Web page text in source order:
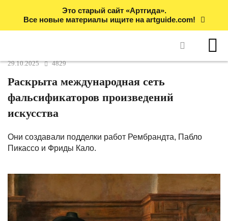
Это старый сайт «Артгида».
Все новые материалы ищите на artguide.com!
29.10.2025 4829
Раскрыта международная сеть
фальсификаторов произведений
искусства
Они создавали подделки работ Рембрандта, Пабло
Пикассо и Фриды Кало.